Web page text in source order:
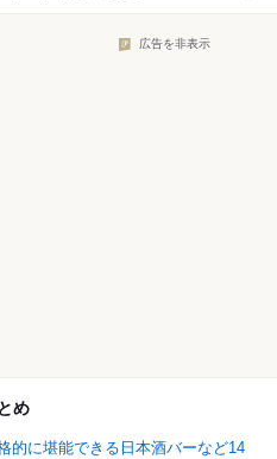
広告を非表示
め
的に堪能できる日本酒バーなど14